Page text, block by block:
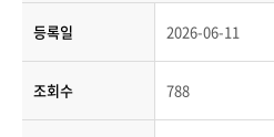
등록일 2026-06-11
조회수 788